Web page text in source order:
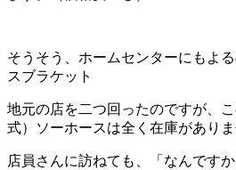
そうそう、ホームセンターにもよ
スブラケット
地元の店を二つ回ったのですが、
式）ソーホースは全く在庫がありま
店員さんに訪ねても、「なんです